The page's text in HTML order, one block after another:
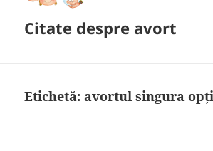
Citate despre avort
Etichetă: avortul singura